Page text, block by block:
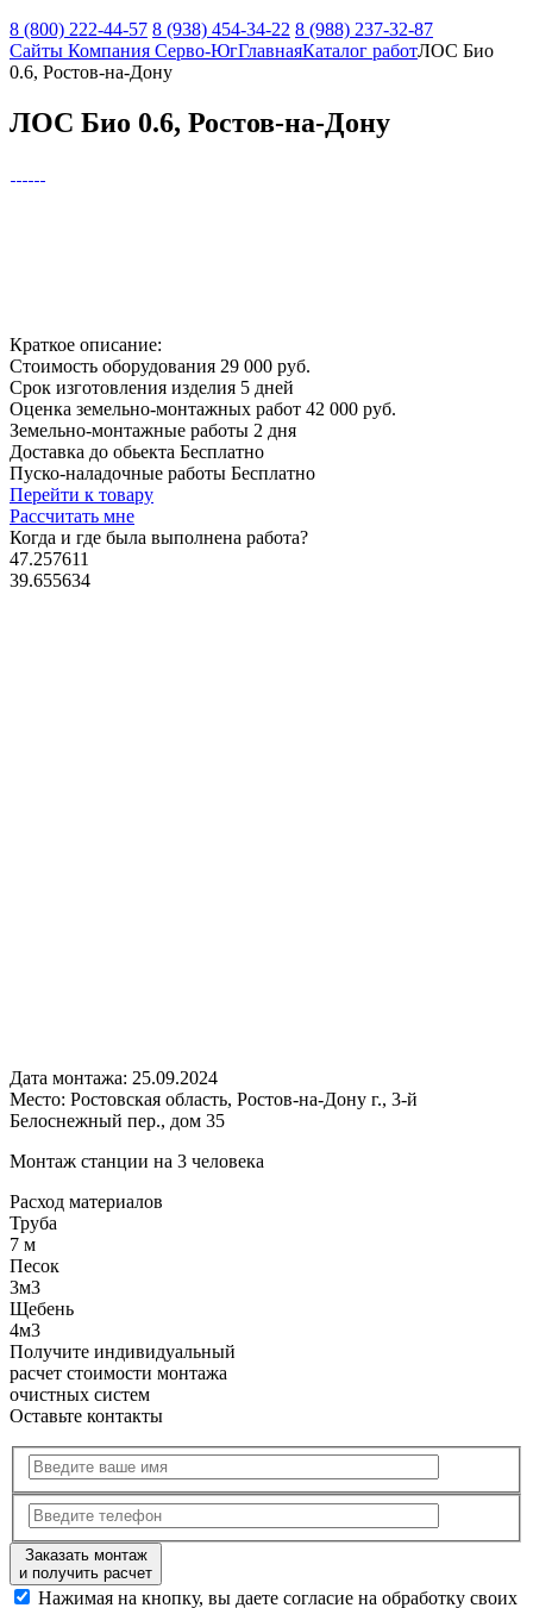
8 (800) 222-44-57 8 (938) 454-34-22 8 (988) 237-32-87
Сайты Компания Серво-ЮгГлавнаяКаталог работЛОС Био
0.6, Ростов-на-Дону
ЛОС Био 0.6, Ростов-на-Дону
Краткое описание:
Стоимость оборудования 29 000 руб.
Срок изготовления изделия 5 дней
Оценка земельно-монтажных работ 42 000 руб.
Земельно-монтажные работы 2 дня
Доставка до обьекта Бесплатно
Пуско-наладочные работы Бесплатно
Перейти к товару
Рассчитать мне
Когда и где была выполнена работа?
47.257611
39.655634
Дата монтажа: 25.09.2024
Место: Ростовская область, Ростов-на-Дону г., 3-й
Белоснежный пер., дом 35
Монтаж станции на 3 человека
Расход материалов
Труба
7 м
Песок
3м3
Щебень
4м3
Получите индивидуальный
расчет стоимости монтажа
очистных систем
Оставьте контакты
Заказать монтаж
и получить расчет
Нажимая на кнопку, вы даете согласие на обработку своих